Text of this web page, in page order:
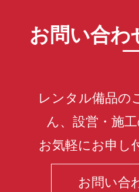
お問い合わ
レンタル備品の
ん、設営・施
お気軽にお申し
お問い合